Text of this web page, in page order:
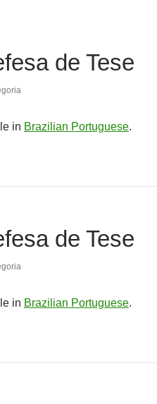
de Tese
in Brazilian Portuguese.
de Tese
in Brazilian Portuguese.